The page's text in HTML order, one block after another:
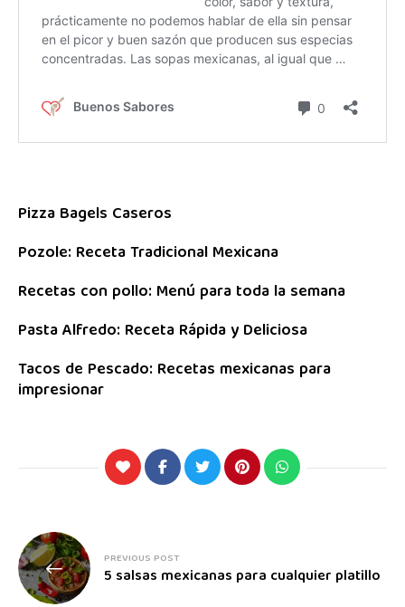
Pizza Bagels Caseros
Pozole: Receta Tradicional Mexicana
Recetas con pollo: Menú para toda la semana
Pasta Alfredo: Receta Rápida y Deliciosa
Tacos de Pescado: Recetas mexicanas para
impresionar
PREVIOUS POST
5 salsas mexicanas para cualquier platillo